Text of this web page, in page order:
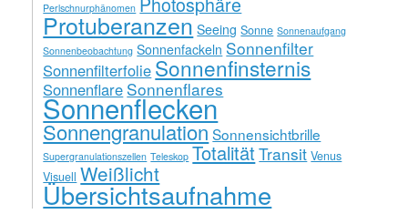
Perlschnurphänomen
Protuberanzen Seeing Sonne Sonnenaufgang
Sonnenbeobachtung Sonnenfackeln Sonnenfilter
Sonnenfilterfolie Sonnenfinsternis
Sonnenflare Sonnenflares
Sonnenflecken
SonnengranulationSonnensichtbrille
Supergranulationszellen Teleskop TotalitätTransit Venus
Visuell Weißlicht
Übersichtsaufnahme